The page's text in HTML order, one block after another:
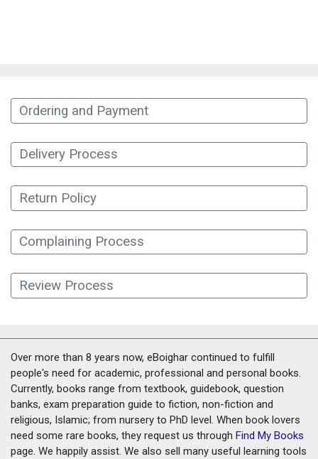
Ordering and Payment
Delivery Process
Return Policy
Complaining Process
Review Process
Over more than 8 years now, eBoighar continued to fulfill
people's need for academic, professional and personal books.
Currently, books range from textbook, guidebook, question
banks, exam preparation guide to fiction, non-fiction and
religious, Islamic; from nursery to PhD level. When book lovers
need some rare books, they request us through Find My Books
page. We happily assist. We also sell many useful learning tools